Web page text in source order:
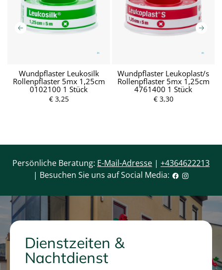
Wundpflaster Leukosilk
Rollenpflaster 5mx 1,25cm
0102100 1 Stück
€ 3,25
Wundpflaster Leukoplast/s
Rollenpflaster 5mx 1,25cm
4761400 1 Stück
€ 3,30
P
r P
Persönliche Beratung: E-Mail-Adresse | +4364622213
| Besuchen Sie uns auf Social Media:
Dienstzeiten &
Nachtdienst